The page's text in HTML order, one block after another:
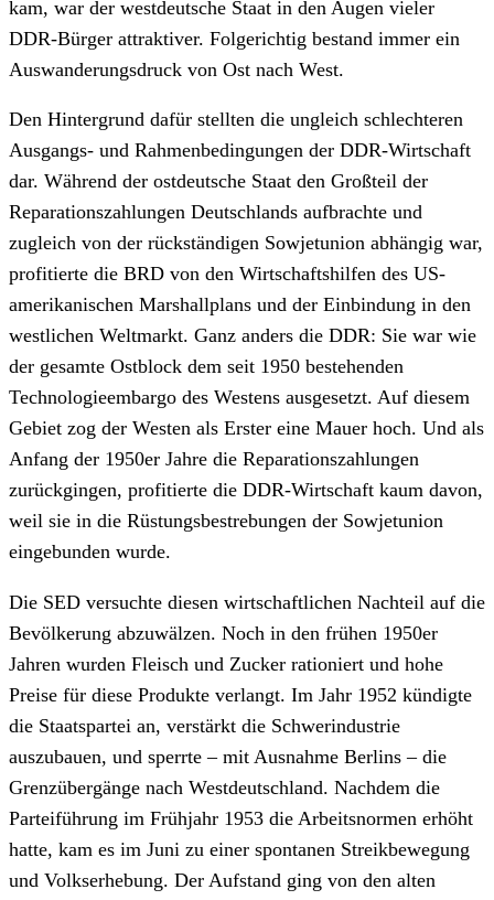
kam, war der westdeutsche Staat in den Augen vieler
DDR-Bürger attraktiver. Folgerichtig bestand immer ein
Auswanderungsdruck von Ost nach West.
Den Hintergrund dafür stellten die ungleich schlechteren
Ausgangs- und Rahmenbedingungen der DDR-Wirtschaft
dar. Während der ostdeutsche Staat den Großteil der
Reparationszahlungen Deutschlands aufbrachte und
zugleich von der rückständigen Sowjetunion abhängig war,
profitierte die BRD von den Wirtschaftshilfen des US-
amerikanischen Marshallplans und der Einbindung in den
westlichen Weltmarkt. Ganz anders die DDR: Sie war wie
der gesamte Ostblock dem seit 1950 bestehenden
Technologieembargo des Westens ausgesetzt. Auf diesem
Gebiet zog der Westen als Erster eine Mauer hoch. Und als
Anfang der 1950er Jahre die Reparationszahlungen
zurückgingen, profitierte die DDR-Wirtschaft kaum davon,
weil sie in die Rüstungsbestrebungen der Sowjetunion
eingebunden wurde.
Die SED versuchte diesen wirtschaftlichen Nachteil auf die
Bevölkerung abzuwälzen. Noch in den frühen 1950er
Jahren wurden Fleisch und Zucker rationiert und hohe
Preise für diese Produkte verlangt. Im Jahr 1952 kündigte
die Staatspartei an, verstärkt die Schwerindustrie
auszubauen, und sperrte – mit Ausnahme Berlins – die
Grenzübergänge nach Westdeutschland. Nachdem die
Parteiführung im Frühjahr 1953 die Arbeitsnormen erhöht
hatte, kam es im Juni zu einer spontanen Streikbewegung
und Volkserhebung. Der Aufstand ging von den alten